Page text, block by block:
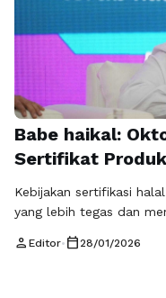
Babe haikal:
Sertifikat
Kebijakan sertifikasi
yang lebih tegas dan
sertifikat halal. Jika
person Editor• calendar_today 28/01/2026